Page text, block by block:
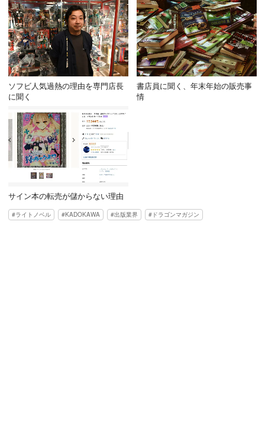
ソフビ人気過熱の理由を専門店長
に聞く
書店員に聞く、年末年始の販売事
情
サイン本の転売が儲からない理由
ライトノベル KADOKAWA 出版業界 ドラゴンマガジン